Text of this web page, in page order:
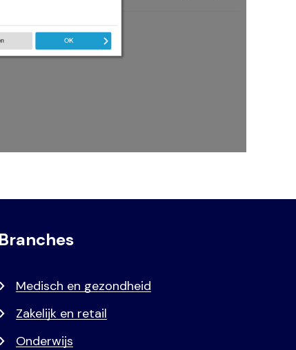
Branches
Medisch en gezondheid
Zakelijk en retail
Onderwijs